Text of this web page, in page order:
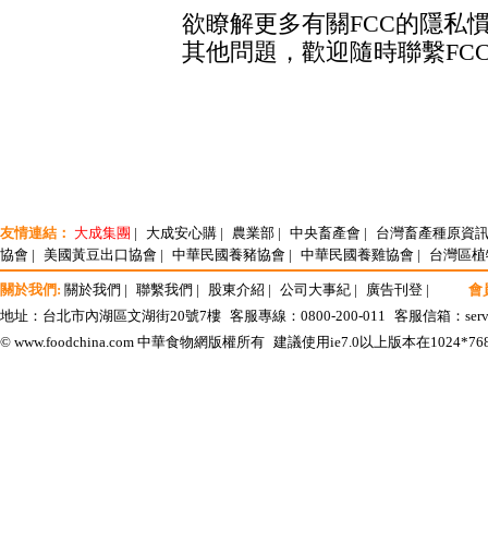
欲瞭解更多有關FCC的隱私
其他問題，歡迎隨時聯繫
友情連結： 大成集團 | 大成安心購 | 農業部 | 中央畜產會 |
台灣畜產種原資
協會 | 美國黃豆出口協會 | 中華民國養豬協會 | 中華民國養雞協會 | 台灣區
關於我們: 關於我們 | 聯繫我們 | 股東介紹 | 公司大事紀 | 廣告刊登 |
會
地址：台北市內湖區文湖街20號7樓 客服專線：0800-200-011 客服信箱：
© www.foodchina.com 中華食物網版權所有 建議使用ie7.0以上版本在